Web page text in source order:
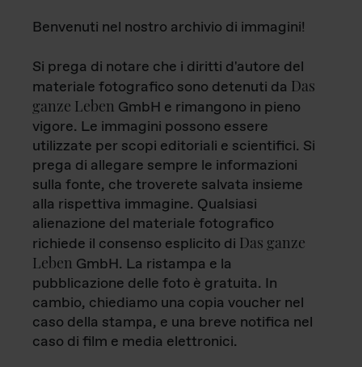
Benvenuti nel nostro archivio di immagini!
Si prega di notare che i diritti d'autore del
materiale fotografico sono detenuti da Das
ganze Leben GmbH e rimangono in pieno
vigore. Le immagini possono essere
utilizzate per scopi editoriali e scientifici. Si
prega di allegare sempre le informazioni
sulla fonte, che troverete salvata insieme
alla rispettiva immagine. Qualsiasi
alienazione del materiale fotografico
richiede il consenso esplicito di Das ganze
Leben GmbH. La ristampa e la
pubblicazione delle foto è gratuita. In
cambio, chiediamo una copia voucher nel
caso della stampa, e una breve notifica nel
caso di film e media elettronici.